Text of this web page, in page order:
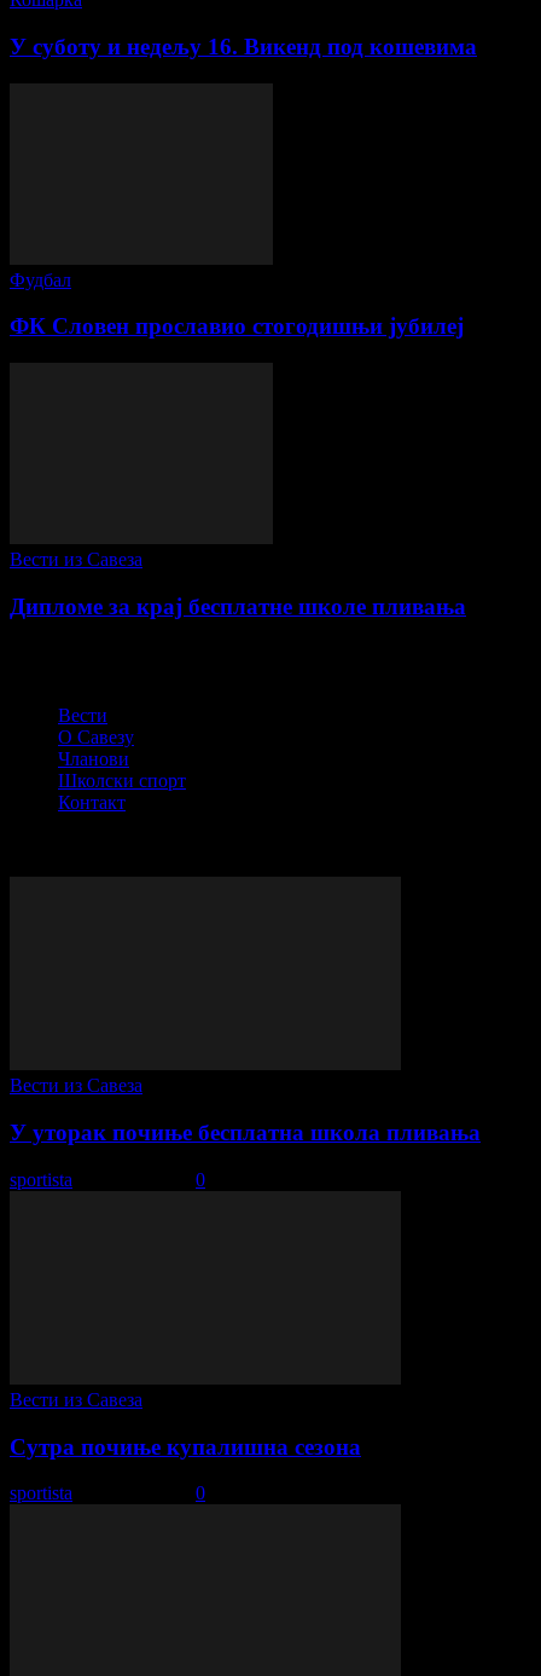
У суботу и недељу 16. Викенд под кошевима
Фудбал
ФК Словен прославио стогодишњи јубилеј
Вести из Савеза
Дипломе за крај бесплатне школе пливања
Вести
О Савезу
Чланови
Школски спорт
Контакт
Вести из Савеза
У уторак почиње бесплатна школа пливања
sportista 0
Вести из Савеза
Сутра почиње купалишна сезона
sportista 0